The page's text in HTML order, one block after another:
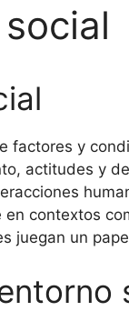
factores y
actitudes y
contextos
juegan un